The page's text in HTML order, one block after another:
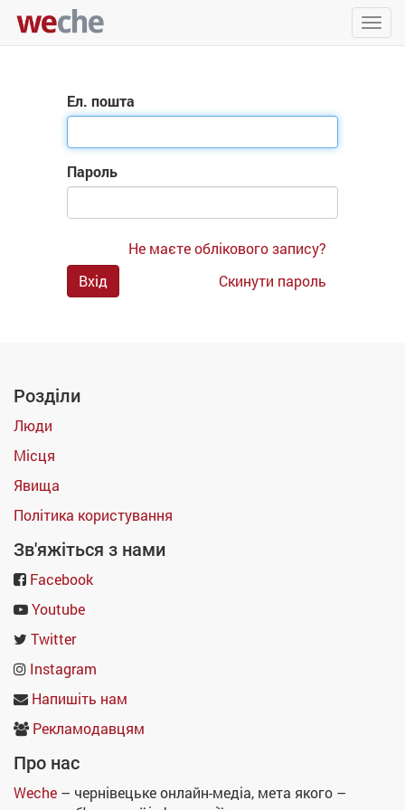
Ел. пошта
Пароль
Не маєте облікового запису?
Скинути пароль
Вхід
Розділи
Люди
Місця
Явища
Політика користування
Зв'яжіться з нами
Facebook
Youtube
Twitter
Instagram
Напишіть нам
Рекламодавцям
Про нас
Weche – чернівецьке онлайн-медіа, мета якого –